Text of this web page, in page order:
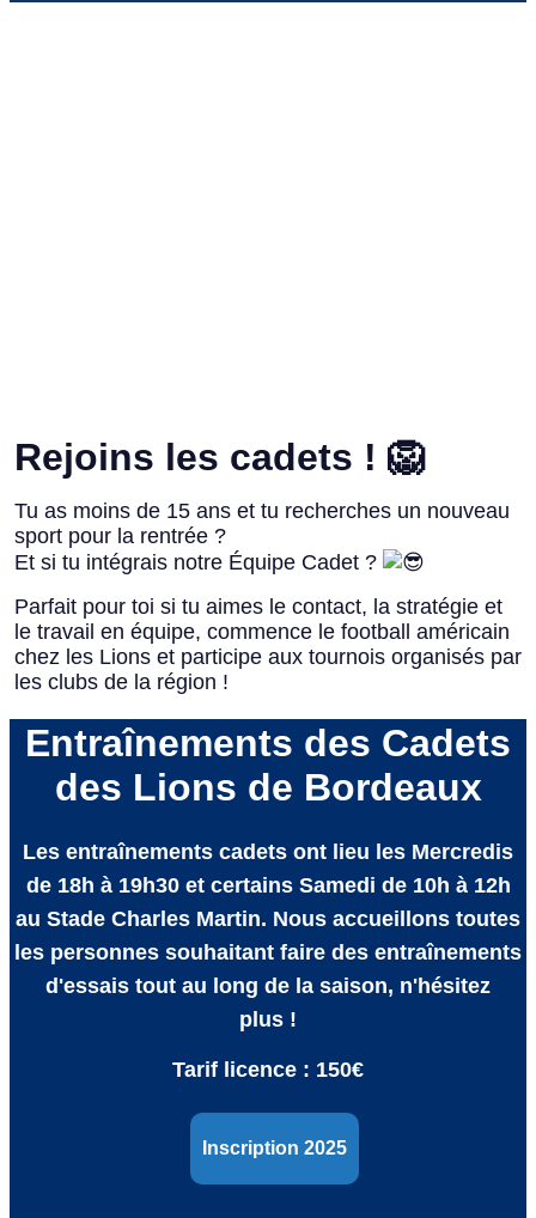
Rejoins les cadets ! 🦁
Tu as moins de 15 ans et tu recherches un nouveau
sport pour la rentrée ?
Et si tu intégrais notre Équipe Cadet ?
Parfait pour toi si tu aimes le contact, la stratégie et
le travail en équipe, commence le football américain
chez les Lions et participe aux tournois organisés par
les clubs de la région !
Entraînements des Cadets
des Lions de Bordeaux
Les entraînements cadets ont lieu les Mercredis
de 18h à 19h30 et certains Samedi de 10h à 12h
au Stade Charles Martin. Nous accueillons toutes
les personnes souhaitant faire des entraînements
d'essais tout au long de la saison, n'hésitez
plus !
Tarif licence : 150€
Inscription 2025